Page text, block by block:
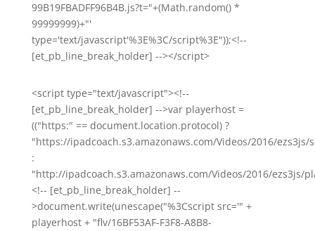
99B19FBADFF96B4B.js?t="+(Math.random() *
99999999)+"'
type='text/javascript'%3E%3C/script%3E"));<!--
[et_pb_line_break_holder] --></script>
<script type="text/javascript"><!--
[et_pb_line_break_holder] -->var playerhost =
(("https:" == document.location.protocol) ?
"https://ipadcoach.s3.amazonaws.com/Videos/2016/ezs3js/
:
"http://ipadcoach.s3.amazonaws.com/Videos/2016/ezs3js/
<!-- [et_pb_line_break_holder] --
>document.write(unescape("%3Cscript src='" +
playerhost + "flv/16BF53AF-F3F8-A8B8-